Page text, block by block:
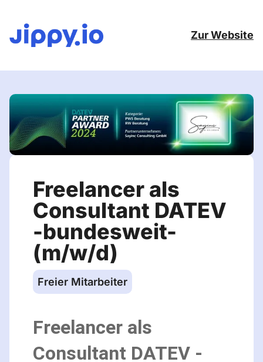
Zur Website
Freelancer als
Consultant DATEV
-bundesweit-
(m/w/d)
Freier Mitarbeiter
Freelancer als
Consultant DATEV -